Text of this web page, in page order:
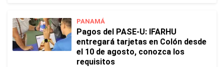
PANAMÁ
Pagos del PASE-U: IFARHU
entregará tarjetas en Colón desde
el 10 de agosto, conozca los
requisitos